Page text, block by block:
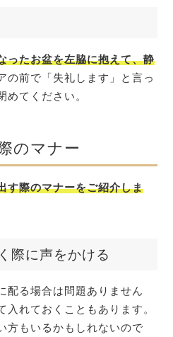
ったお盆を左脇に抱えて、静
の前で「失礼します」と言っ
めてください。
のマナー
す際のマナーをご紹介しま
際に声をかける
配る場合は問題ありません
入れておくこともあります。
方もいるかもしれないので